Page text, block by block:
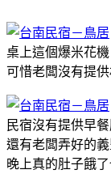
桌上這個爆米花
可惜老闆沒有提
民宿沒有提供早
還有老闆弄好的義
晚上真的肚子餓